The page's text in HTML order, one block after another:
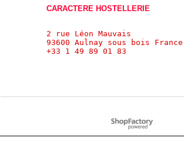
CARACTERE HOSTELLERIE
2 rue Léon Mauvais
93600 Aulnay sous bois France
+33 1 49 89 01 83
Boutique en ligne créés
avec le logiciel